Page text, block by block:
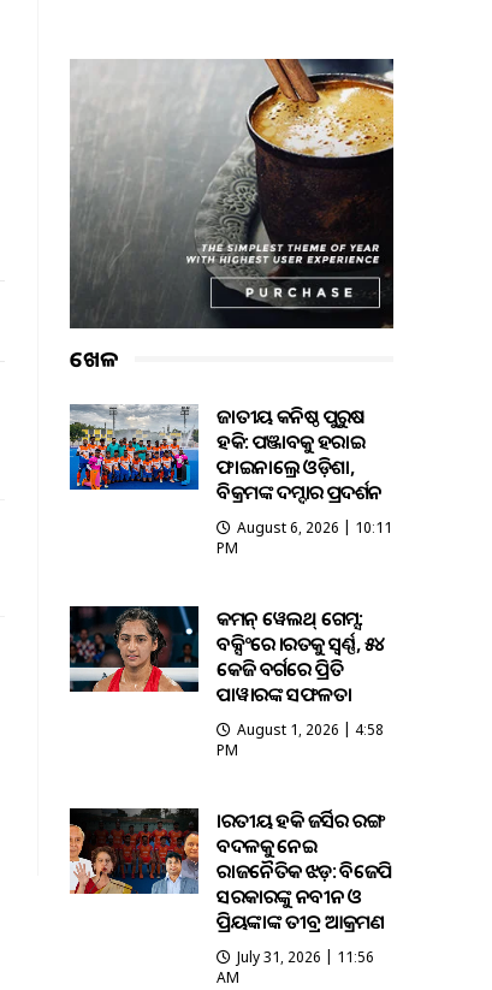
ଖେଳ
ଜାତୀୟ କନିଷ୍ଠ ପୁରୁଷ
ହକି: ପଞ୍ଜାବକୁ ହରାଇ
ଫାଇନାଲ୍ରେ ଓଡ଼ିଶା,
ବିକ୍ରମଙ୍କ ଦମ୍ଦାର ପ୍ରଦର୍ଶନ
August 6, 2026 | 10:11
PM
କମନ୍ ୱେଲଥ୍ ଗେମ୍ସ:
ବକ୍ସିଂରେ ଭାରତକୁ ସ୍ବର୍ଣ୍ଣ, ୫୪
କେଜି ବର୍ଗରେ ପ୍ରିତି
ପାୱାରଙ୍କ ସଫଳତା
August 1, 2026 | 4:58
PM
ଭାରତୀୟ ହକି ଜର୍ସିର ରଙ୍ଗ
ବଦଳକୁ ନେଇ
ରାଜନୈତିକ ଝଡ଼: ବିଜେପି
ସରକାରଙ୍କୁ ନବୀନ ଓ
ପ୍ରିୟଙ୍କାଙ୍କ ତୀବ୍ର ଆକ୍ରମଣ
July 31, 2026 | 11:56
AM